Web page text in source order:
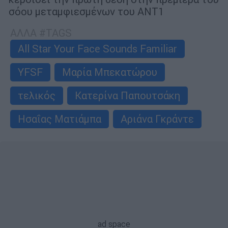
σόου μεταμφιεσμένων του ANT1
All Star Your Face Sounds Familiar
YFSF
Μαρία Μπεκατώρου
τελικός
Κατερίνα Παπουτσάκη
Ησαΐας Ματιάμπα
Αριάνα Γκράντε